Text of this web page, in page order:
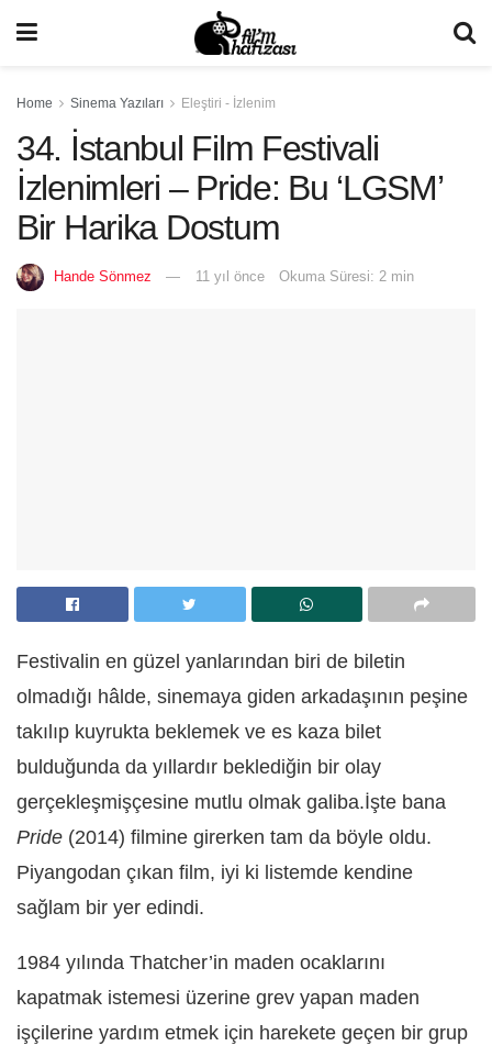
Home Sinema Yazıları Eleştiri - İzlenim
34. İstanbul Film Festivali
İzlenimleri – Pride: Bu ‘LGSM’
Bir Harika Dostum
Hande Sönmez 11 yıl önce Okuma Süresi: 2 min
Festivalin en güzel yanlarından biri de biletin
olmadığı hâlde, sinemaya giden arkadaşının peşine
takılıp kuyrukta beklemek ve es kaza bilet
bulduğunda da yıllardır beklediğin bir olay
gerçekleşmişçesine mutlu olmak galiba.İşte bana
Pride (2014) filmine girerken tam da böyle oldu.
Piyangodan çıkan film, iyi ki listemde kendine
sağlam bir yer edindi.
1984 yılında Thatcher’in maden ocaklarını
kapatmak istemesi üzerine grev yapan maden
işçilerine yardım etmek için harekete geçen bir grup